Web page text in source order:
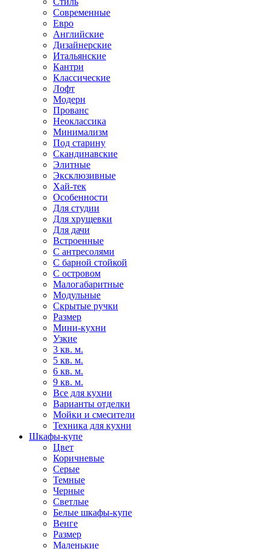
Современные
Евро
Английские
Дизайнерские
Итальянские
Кантри
Классические
Лофт
Модерн
Прованс
Неоклассика
Минимализм
Под старину
Скандинавские
Элитные
Эксклюзивные
Хай-тек
Особенности
Для студии
Для хрущевки
Для дачи
Встроенные
С антресолями
С барной стойкой
С островом
Малогабаритные
Модульные
Скрытые ручки
Размер
Мини-кухни
Узкие
3 кв. м.
5 кв. м.
6 кв. м.
9 кв. м.
Все для кухни
Варианты отделки
Мойки и смесители
Техника для кухни
Шкафы-купе
Цвет
Коричневые
Серые
Темные
Черные
Светлые
Белые шкафы-купе
Венге
Размер
Маленькие